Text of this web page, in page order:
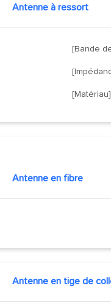
Antenne à ressort
[Bande
Antenne en fibre
Antenne en tige de